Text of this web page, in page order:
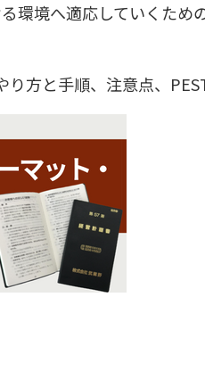
環境へ適応していくた
方と手順、注意点、